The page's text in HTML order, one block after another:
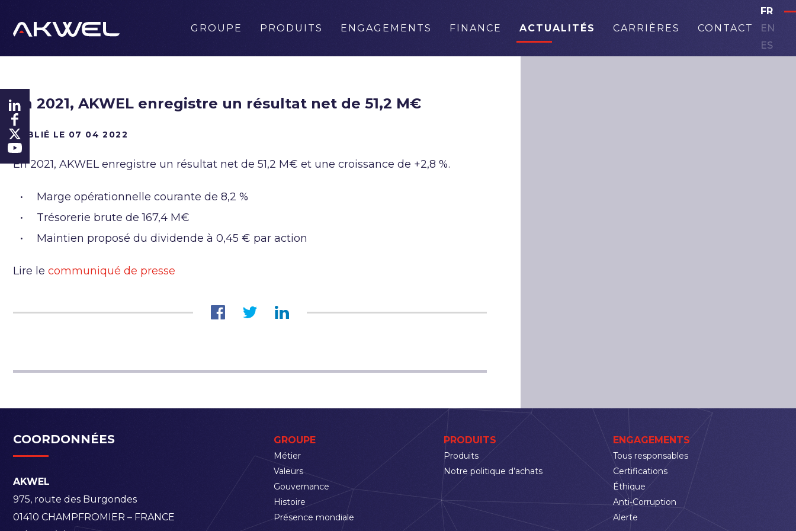
GROUPE PRODUITS ENGAGEMENTS FINANCE ACTUALITÉS CARRIÈRES CONTACT
FR
EN
ES
En 2021, AKWEL enregistre un résultat net de 51,2 M€
PUBLIÉ LE 07 04 2022
En 2021, AKWEL enregistre un résultat net de 51,2 M€ et une croissance de +2,8 %.
Marge opérationnelle courante de 8,2 %
Trésorerie brute de 167,4 M€
Maintien proposé du dividende à 0,45 € par action
Lire le communiqué de presse
COORDONNÉES
AKWEL
975, route des Burgondes
01410 CHAMPFROMIER – FRANCE
GROUPE
Métier
Valeurs
Gouvernance
Histoire
Présence mondiale
PRODUITS
Produits
Notre politique d’achats
ENGAGEMENTS
Tous responsables
Certifications
Éthique
Anti-Corruption
Alerte